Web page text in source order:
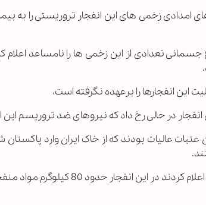
امدادی زخمی های این انفجار تروریستی را به
تعدادی از این زخمی ها را نامساعد اعلام
انفجارها را برعهده نگرفته است،
در حالی رخ داد که نیروهای ضد تروریسم
عتبات عالیات بودند که از خاک ایران وارد
80 کیلوگرم مواد منفجره مورد استفاده قرار گرفته است.